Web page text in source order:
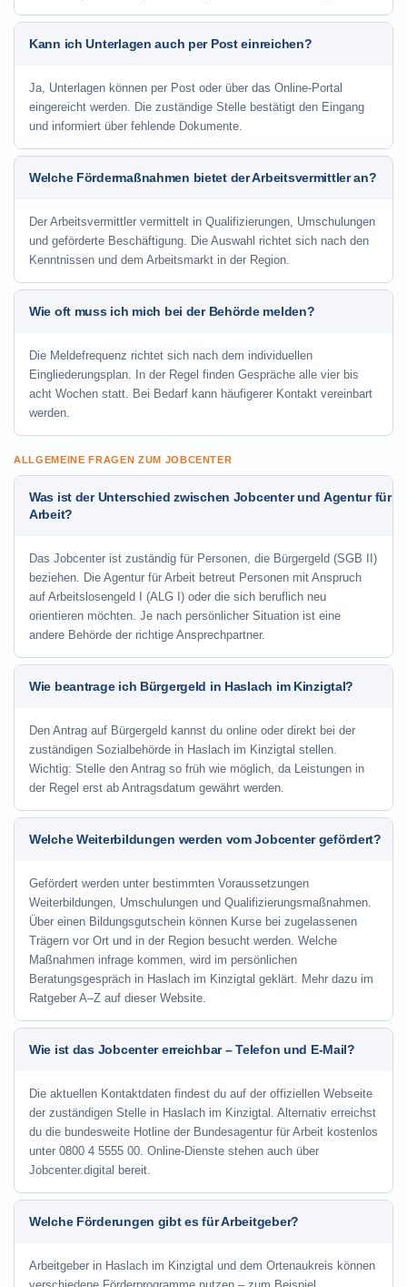
Kann ich Unterlagen auch per Post einreichen?
Ja, Unterlagen können per Post oder über das Online-Portal
eingereicht werden. Die zuständige Stelle bestätigt den Eingang
und informiert über fehlende Dokumente.
Welche Fördermaßnahmen bietet der Arbeitsvermittler an?
Der Arbeitsvermittler vermittelt in Qualifizierungen, Umschulungen
und geförderte Beschäftigung. Die Auswahl richtet sich nach den
Kenntnissen und dem Arbeitsmarkt in der Region.
Wie oft muss ich mich bei der Behörde melden?
Die Meldefrequenz richtet sich nach dem individuellen
Eingliederungsplan. In der Regel finden Gespräche alle vier bis
acht Wochen statt. Bei Bedarf kann häufigerer Kontakt vereinbart
werden.
ALLGEMEINE FRAGEN ZUM JOBCENTER
Was ist der Unterschied zwischen Jobcenter und Agentur für
Arbeit?
Das Jobcenter ist zuständig für Personen, die Bürgergeld (SGB II)
beziehen. Die Agentur für Arbeit betreut Personen mit Anspruch
auf Arbeitslosengeld I (ALG I) oder die sich beruflich neu
orientieren möchten. Je nach persönlicher Situation ist eine
andere Behörde der richtige Ansprechpartner.
Wie beantrage ich Bürgergeld in Haslach im Kinzigtal?
Den Antrag auf Bürgergeld kannst du online oder direkt bei der
zuständigen Sozialbehörde in Haslach im Kinzigtal stellen.
Wichtig: Stelle den Antrag so früh wie möglich, da Leistungen in
der Regel erst ab Antragsdatum gewährt werden.
Welche Weiterbildungen werden vom Jobcenter gefördert?
Gefördert werden unter bestimmten Voraussetzungen
Weiterbildungen, Umschulungen und Qualifizierungsmaßnahmen.
Über einen Bildungsgutschein können Kurse bei zugelassenen
Trägern vor Ort und in der Region besucht werden. Welche
Maßnahmen infrage kommen, wird im persönlichen
Beratungsgespräch in Haslach im Kinzigtal geklärt. Mehr dazu im
Ratgeber A–Z auf dieser Website.
Wie ist das Jobcenter erreichbar – Telefon und E-Mail?
Die aktuellen Kontaktdaten findest du auf der offiziellen Webseite
der zuständigen Stelle in Haslach im Kinzigtal. Alternativ erreichst
du die bundesweite Hotline der Bundesagentur für Arbeit kostenlos
unter 0800 4 5555 00. Online-Dienste stehen auch über
Jobcenter.digital bereit.
Welche Förderungen gibt es für Arbeitgeber?
Arbeitgeber in Haslach im Kinzigtal und dem Ortenaukreis können